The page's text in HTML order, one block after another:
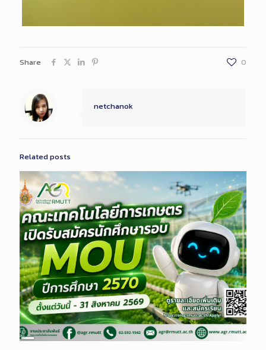
Share 0
netchanok
Related posts
Long